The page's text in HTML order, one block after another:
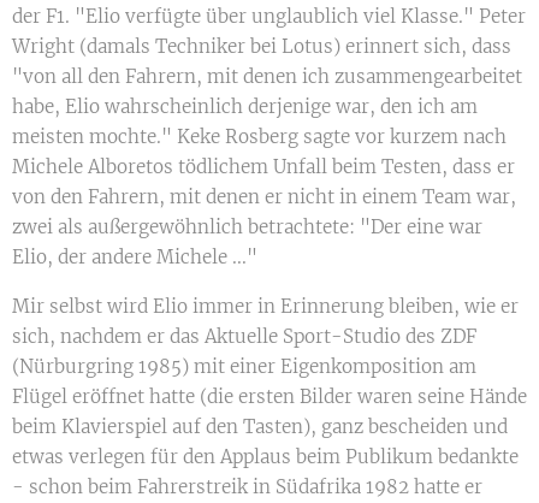
der F1. "Elio verfügte über unglaublich viel Klasse." Peter
Wright (damals Techniker bei Lotus) erinnert sich, dass
"von all den Fahrern, mit denen ich zusammengearbeitet
habe, Elio wahrscheinlich derjenige war, den ich am
meisten mochte." Keke Rosberg sagte vor kurzem nach
Michele Alboretos tödlichem Unfall beim Testen, dass er
von den Fahrern, mit denen er nicht in einem Team war,
zwei als außergewöhnlich betrachtete: "Der eine war
Elio, der andere Michele ..."
Mir selbst wird Elio immer in Erinnerung bleiben, wie er
sich, nachdem er das Aktuelle Sport-Studio des ZDF
(Nürburgring 1985) mit einer Eigenkomposition am
Flügel eröffnet hatte (die ersten Bilder waren seine Hände
beim Klavierspiel auf den Tasten), ganz bescheiden und
etwas verlegen für den Applaus beim Publikum bedankte
- schon beim Fahrerstreik in Südafrika 1982 hatte er